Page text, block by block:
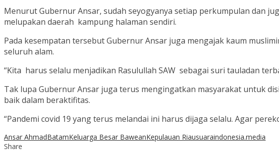
Menurut Gubernur Ansar, sudah seyogyanya setiap perkumpulan dan
melupakan daerah kampung halaman sendiri.
Pada kesempatan tersebut Gubernur Ansar juga mengajak kaum
seluruh alam.
“Kita harus selalu menjadikan Rasulullah SAW sebagai suri tauladan
Tak lupa Gubernur Ansar juga terus mengingatkan masyarakat untuk
baik dalam beraktifitas.
“Pandemi covid 19 yang terus melandai ini harus dijaga selalu. Agar
Ansar AhmadBatamKeluarga Besar BaweanKepulauan Riausuaraindonesia.media
Share